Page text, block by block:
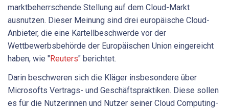
marktbeherrschende Stellung auf dem Cloud-Markt
ausnutzen. Dieser Meinung sind drei europäische Cloud-
Anbieter, die eine Kartellbeschwerde vor der
Wettbewerbsbehörde der Europäischen Union eingereicht
haben, wie "Reuters" berichtet.
Darin beschweren sich die Kläger insbesondere über
Microsofts Vertrags- und Geschäftspraktiken. Diese sollen
es für die Nutzerinnen und Nutzer seiner Cloud Computing-